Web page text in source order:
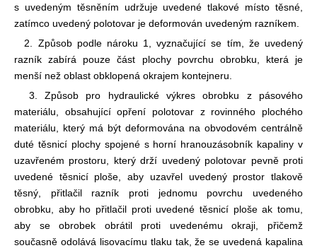
s uvedeným těsněním udržuje uvedené tlakové místo těsné,
zatímco uvedený polotovar je deformován uvedeným razníkem.
2. Způsob podle nároku 1, vyznačující se tím, že uvedený
razník zabírá pouze část plochy povrchu obrobku, která je
menší než oblast obklopená okrajem kontejneru.
3. Způsob pro hydraulické výkres obrobku z pásového
materiálu, obsahující opření polotovar z rovinného plochého
materiálu, který má být deformována na obvodovém centrálně
duté těsnicí plochy spojené s horní hranouzásobník kapaliny v
uzavřeném prostoru, který drží uvedený polotovar pevně proti
uvedené těsnicí ploše, aby uzavřel uvedený prostor tlakově
těsný, přitlačil razník proti jednomu povrchu uvedeného
obrobku, aby ho přitlačil proti uvedené těsnicí ploše ak tomu,
aby se obrobek obrátil proti uvedenému okraji, přičemž
současně odolává lisovacímu tlaku tak, že se uvedená kapalina